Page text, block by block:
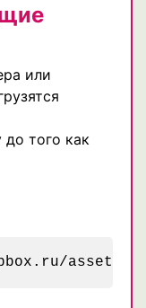
или
того как